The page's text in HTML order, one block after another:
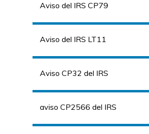
Aviso del IRS CP79
Aviso del IRS LT11
Aviso CP32 del IRS
aviso CP2566 del IRS